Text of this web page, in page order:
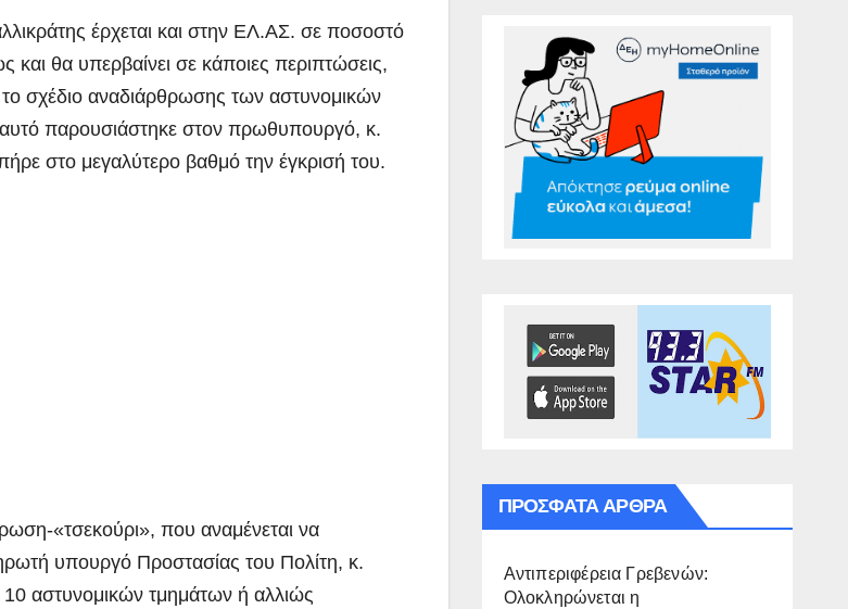
έρχεται και στην ΕΛ.ΑΣ. σε ποσοστό
και θα υπερβαίνει σε κάποιες περιπτώσεις,
σχέδιο αναδιάρθρωσης των αστυνομικών
παρουσιάστηκε στον πρωθυπουργό, κ.
στο μεγαλύτερο βαθμό την έγκρισή του.
«τσεκούρι», που αναμένεται να
υπουργό Προστασίας του Πολίτη, κ.
αστυνομικών τμημάτων ή αλλιώς
ΠΡΌΣΦΑΤΑ ΆΡΘΡΑ
Αντιπεριφέρεια Γρεβενών:
Ολοκληρώνεται η